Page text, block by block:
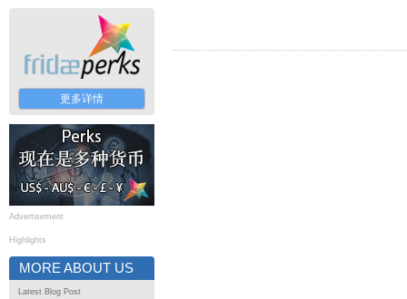
更多详情
Advertisement
Highlights
MORE ABOUT US
Latest Blog Post